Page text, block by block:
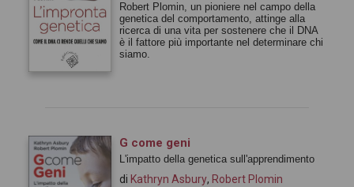
Robert Plomin, un pioniere nel campo della
genetica del comportamento, attinge alla
ricerca di una vita per sostenere che il DNA
è il fattore più importante nel determinare chi
siamo.
G come geni
L'impatto della genetica sull'apprendimento
di Kathryn Asbury, Robert Plomin